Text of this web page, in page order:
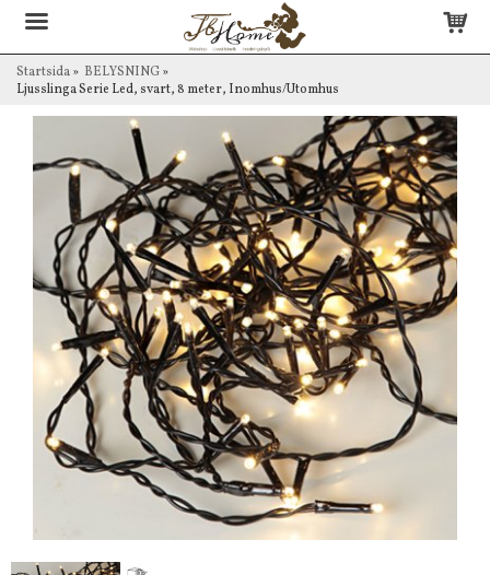
Startsida» BELYSNING»
Ljusslinga Serie Led, svart, 8 meter, Inomhus/Utomhus